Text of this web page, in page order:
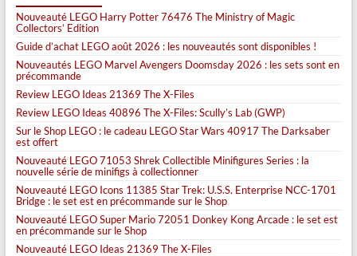
Nouveauté LEGO Harry Potter 76476 The Ministry of Magic
Collectors’ Edition
Guide d’achat LEGO août 2026 : les nouveautés sont disponibles !
Nouveautés LEGO Marvel Avengers Doomsday 2026 : les sets sont en
précommande
Review LEGO Ideas 21369 The X-Files
Review LEGO Ideas 40896 The X-Files: Scully’s Lab (GWP)
Sur le Shop LEGO : le cadeau LEGO Star Wars 40917 The Darksaber
est offert
Nouveauté LEGO 71053 Shrek Collectible Minifigures Series : la
nouvelle série de minifigs à collectionner
Nouveauté LEGO Icons 11385 Star Trek: U.S.S. Enterprise NCC-1701
Bridge : le set est en précommande sur le Shop
Nouveauté LEGO Super Mario 72051 Donkey Kong Arcade : le set est
en précommande sur le Shop
Nouveauté LEGO Ideas 21369 The X-Files